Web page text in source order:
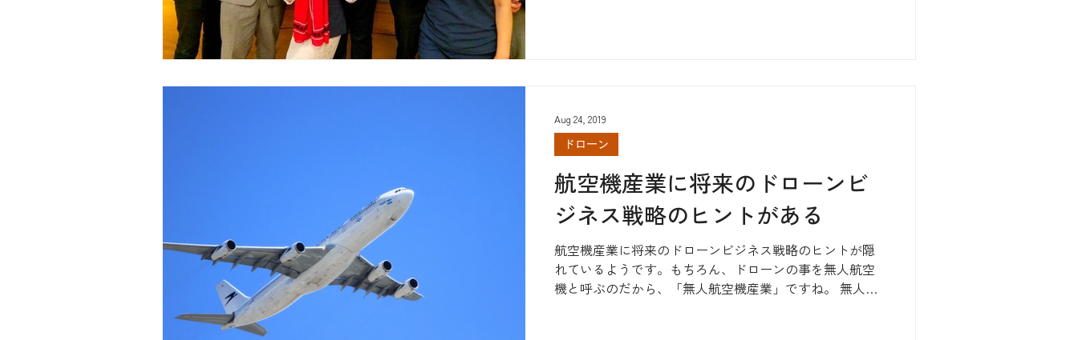
航空機産業に将来のドローンビ
ジネス戦略のヒントがある
航空機産業に将来のドローンビジネス戦略のヒントが隠
れているようです。もちろん、ドローンの事を無人航空
機と呼ぶのだから、「無人航空機産業」ですね。 無人航
ドローン
Aug 24, 2019